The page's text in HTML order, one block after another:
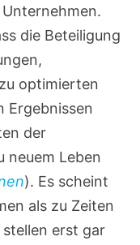
die Beteiligung
optimierten
Ergebnissen
der
neuem Leben
). Es scheint
als zu Zeiten
erst gar